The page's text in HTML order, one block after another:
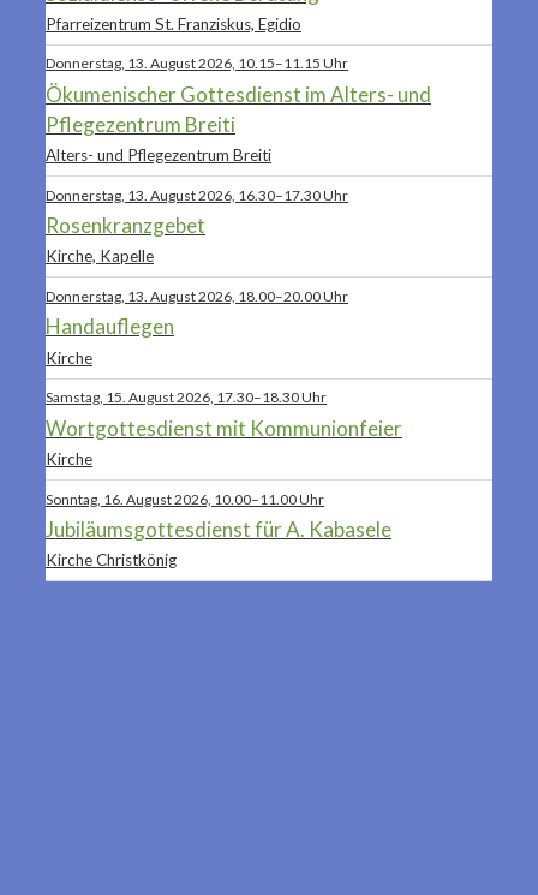
Pfarreizentrum St. Franziskus, Egidio
Donnerstag, 13. August 2026, 10.15–11.15 Uhr
Ökumenischer Gottesdienst im Alters- und
Pflegezentrum Breiti
Alters- und Pflegezentrum Breiti
Donnerstag, 13. August 2026, 16.30–17.30 Uhr
Rosenkranzgebet
Kirche, Kapelle
Donnerstag, 13. August 2026, 18.00–20.00 Uhr
Handauflegen
Kirche
Samstag, 15. August 2026, 17.30–18.30 Uhr
Wortgottesdienst mit Kommunionfeier
Kirche
Sonntag, 16. August 2026, 10.00–11.00 Uhr
Jubiläumsgottesdienst für A. Kabasele
Kirche Christkönig